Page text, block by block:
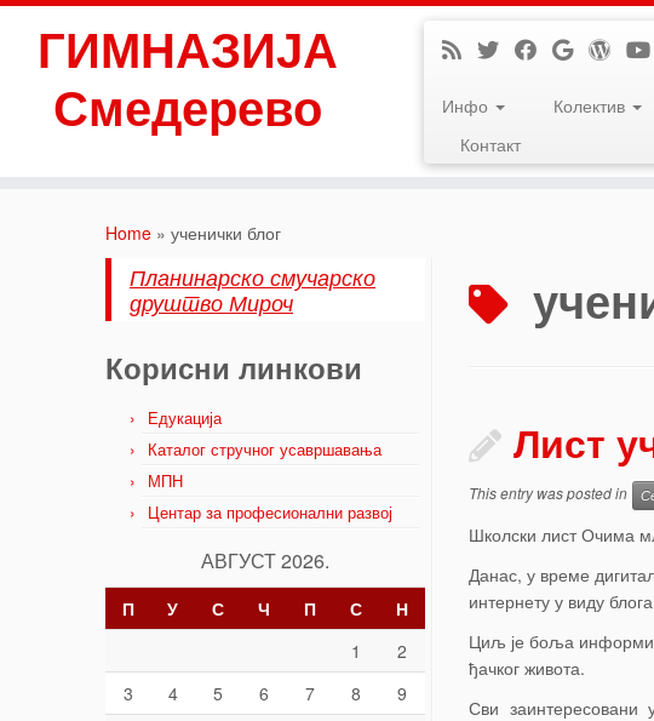
ГИМНАЗИЈА
Смедерево
Инфо Колектив
Контакт
Home » ученички блог
Планинарско смучарско
друштво Мироч
Корисни линкови
Едукација
Каталог стручног усавршавања
МПН
Центар за професионални развој
АВГУСТ 2026.
П У С Ч П С
Н
1
2
3
4 5 6 7 8
9
Лист
This entry was posted in
Школски лист Очима
Данас, у време
интернету у виду
Циљ је боља
ђачког живота.
Сви заинтересовани